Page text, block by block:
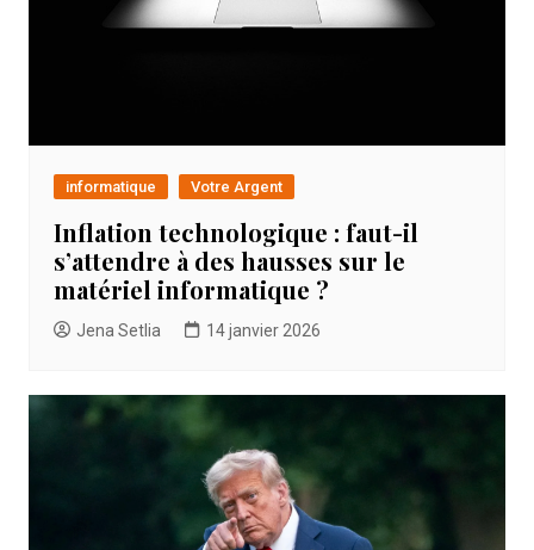
informatique Votre Argent
Inflation technologique : faut-il
s’attendre à des hausses sur le
matériel informatique ?
Jena Setlia 14 janvier 2026